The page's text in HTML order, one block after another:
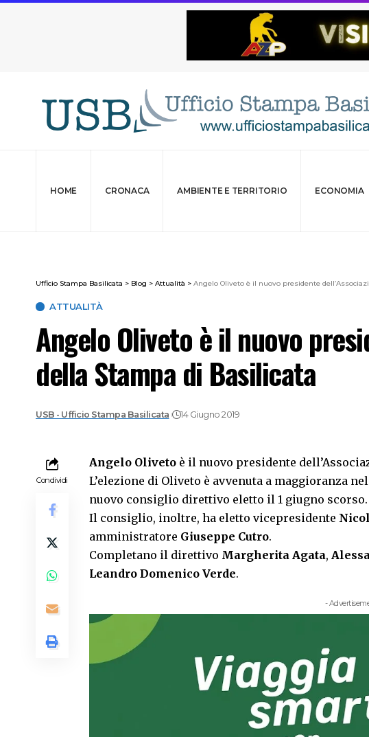
HOME CRONACA AMBIENTE E TERRITORIO ECONOMIA
Ufficio Stampa Basilicata > Blog > Attualità > Angelo Oliveto è il nuovo presidente
ATTUALITÀ
Angelo Oliveto è il nuovo
della Stampa di Basilicata
USB - Ufficio Stampa Basilicata 14 Giugno 2019
Condividi
Angelo Oliveto è il nuovo presidente
L’elezione di Oliveto è avvenuta a maggioranza
nuovo consiglio direttivo eletto il 1 giugno scorso.
Il consiglio, inoltre, ha eletto vicepresidente
amministratore Giuseppe Cutro.
Completano il direttivo Margherita Agata,
Leandro Domenico Verde.
-